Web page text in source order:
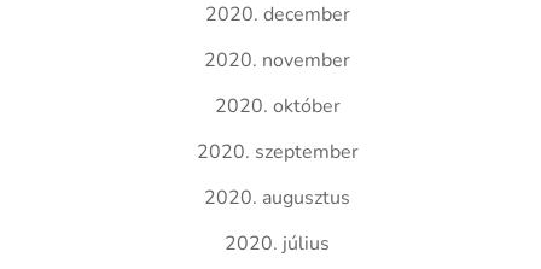
2020. december
2020. november
2020. október
2020. szeptember
2020. augusztus
2020. július